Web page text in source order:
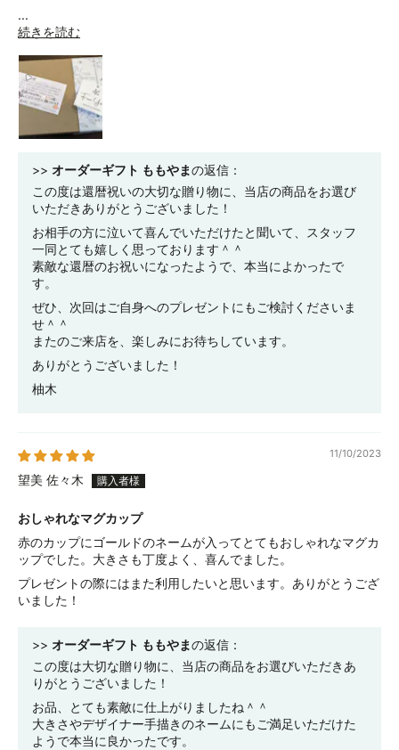
...
続きを読む
>> オーダーギフト ももやまの返信：
この度は還暦祝いの大切な贈り物に、当店の商品をお選び
いただきありがとうございました！
お相手の方に泣いて喜んでいただけたと聞いて、スタッフ
一同とても嬉しく思っております＾＾
素敵な還暦のお祝いになったようで、本当によかったで
す。
ぜひ、次回はご自身へのプレゼントにもご検討くださいま
せ＾＾
またのご来店を、楽しみにお待ちしています。
ありがとうございました！
柚木
11/10/2023
望美 佐々木
おしゃれなマグカップ
赤のカップにゴールドのネームが入ってとてもおしゃれなマグカ
ップでした。大きさも丁度よく、喜んでました。
プレゼントの際にはまた利用したいと思います。ありがとうござ
いました！
>> オーダーギフト ももやまの返信：
この度は大切な贈り物に、当店の商品をお選びいただきあ
りがとうございました！
お品、とても素敵に仕上がりましたね＾＾
大きさやデザイナー手描きのネームにもご満足いただけた
ようで本当に良かったです。